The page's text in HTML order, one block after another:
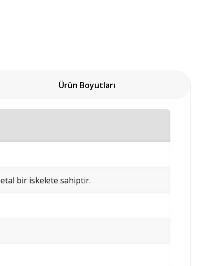
Ürün Boyutları
bir iskelete sahiptir.